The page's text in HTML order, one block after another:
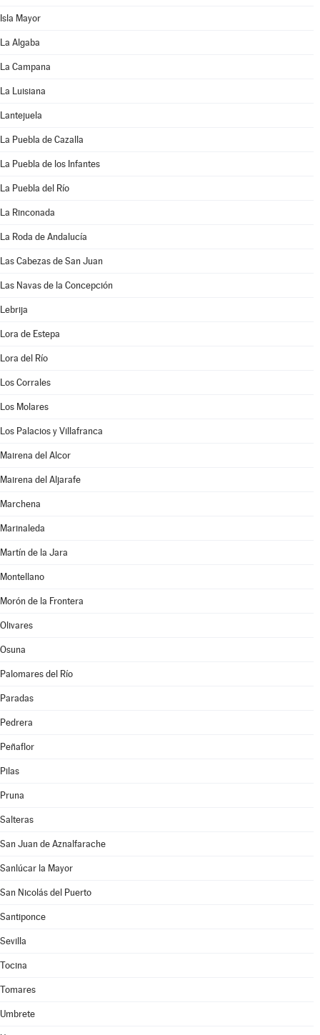
Isla Mayor
La Algaba
La Campana
La Luisiana
Lantejuela
La Puebla de Cazalla
La Puebla de los Infantes
La Puebla del Río
La Rinconada
La Roda de Andalucía
Las Cabezas de San Juan
Las Navas de la Concepción
Lebrija
Lora de Estepa
Lora del Río
Los Corrales
Los Molares
Los Palacios y Villafranca
Mairena del Alcor
Mairena del Aljarafe
Marchena
Marinaleda
Martín de la Jara
Montellano
Morón de la Frontera
Olivares
Osuna
Palomares del Río
Paradas
Pedrera
Peñaflor
Pilas
Pruna
Salteras
San Juan de Aznalfarache
Sanlúcar la Mayor
San Nicolás del Puerto
Santiponce
Sevilla
Tocina
Tomares
Umbrete